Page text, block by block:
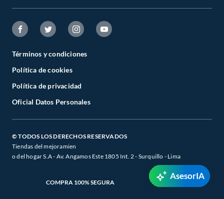
Términos y condiciones
Política de cookies
Política de privacidad
Oficial Datos Personales
© TODOS LOS DERECHOS RESERVADOS
Tiendas del mejoramien
o del hogar S.A - Av. Angamos Este 1805 Int. 2 - Surquillo - Lima
COMPRA 100% SEGURA
AsesorIA